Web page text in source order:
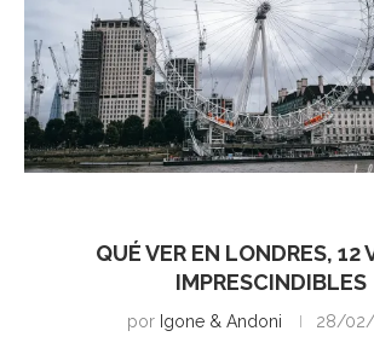
QUÉ VER EN LONDRES, 12
IMPRESCINDIBLES
por Igone & Andoni 28/